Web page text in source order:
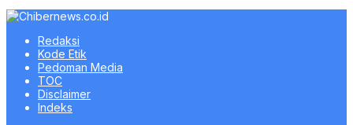
Redaksi
Kode Etik
Pedoman Media
TOC
Disclaimer
Indeks